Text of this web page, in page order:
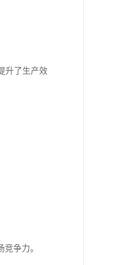
升了生产效
争力。